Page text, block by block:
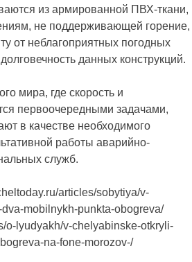
из армированной ПВХ-ткани,
не поддерживающей горение,
от неблагоприятных погодных
данных конструкций.
мира, где скорость и
первоочередными задачами,
в качестве необходимого
работы аварийно-
служб.
articles/sobytiya/v-
mobilnykh-punkta-obogreva/
o-lyudyakh/v-chelyabinske-otkryli-
na-fone-morozov-/